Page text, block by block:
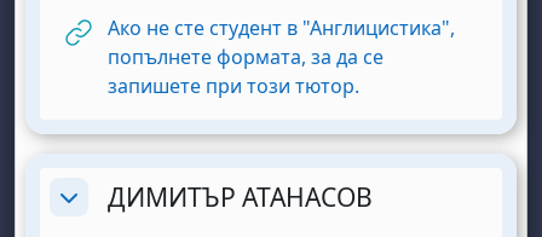
Ако не сте студент в "Англицистика",
попълнете формата, за да се
запишете при този тютор.
ReplierДИМИТЪР АТАНАСОВ